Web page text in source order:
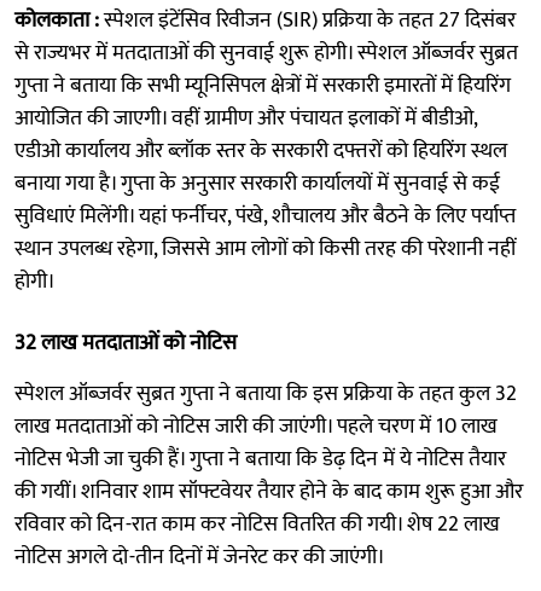
कोलकाता :स्पेशल इंटेंसिव रिवीजन (SIR) प्रक्रिया के तहत 27 दिसंबर
से राज्यभर में मतदाताओं की सुनवाई शुरू होगी। स्पेशल ऑब्जर्वर सुब्रत
गुप्ता ने बताया कि सभी म्यूनिसिपल क्षेत्रों में सरकारी इमारतों में हियरिंग
आयोजित की जाएगी। वहीं ग्रामीण और पंचायत इलाकों में बीडीओ,
एडीओ कार्यालय और ब्लॉक स्तर के सरकारी दफ्तरों को हियरिंग स्थल
बनाया गया है। गुप्ता के अनुसार सरकारी कार्यालयों में सुनवाई से कई
सुविधाएं मिलेंगी। यहां फर्नीचर, पंखे, शौचालय और बैठने के लिए पर्याप्त
स्थान उपलब्ध रहेगा, जिससे आम लोगों को किसी तरह की परेशानी नहीं
होगी।
32 लाख मतदाताओं को नोटिस
स्पेशल ऑब्जर्वर सुब्रत गुप्ता ने बताया कि इस प्रक्रिया के तहत कुल 32
लाख मतदाताओं को नोटिस जारी की जाएंगी। पहले चरण में 10 लाख
नोटिस भेजी जा चुकी हैं। गुप्ता ने बताया कि डेढ़ दिन में ये नोटिस तैयार
की गयीं। शनिवार शाम सॉफ्टवेयर तैयार होने के बाद काम शुरू हुआ और
रविवार को दिन-रात काम कर नोटिस वितरित की गयी। शेष 22 लाख
नोटिस अगले दो-तीन दिनों में जेनरेट कर की जाएंगी।